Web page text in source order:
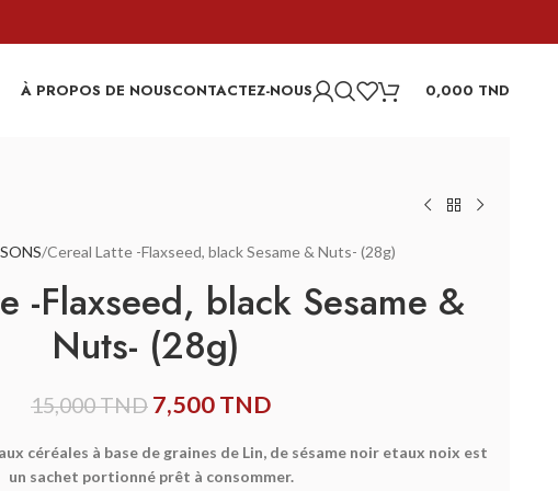
À PROPOS DE NOUSCONTACTEZ-NOUS 0,000 TND
Cereal Latte -Flaxseed, black Sesame & Nuts- (28g)
-Flaxseed, black Sesame &
Nuts- (28g)
15,000TND 7,500TND
céréales à base de graines de Lin, de sésame noir etaux noix est
un sachet portionné prêt à consommer.